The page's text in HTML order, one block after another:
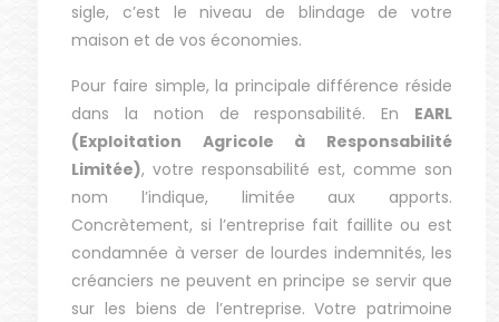
sigle, c’est le niveau de blindage de votre
maison et de vos économies.
Pour faire simple, la principale différence réside
dans la notion de responsabilité. En EARL
(Exploitation Agricole à Responsabilité
Limitée), votre responsabilité est, comme son
nom l’indique, limitée aux apports.
Concrètement, si l’entreprise fait faillite ou est
condamnée à verser de lourdes indemnités, les
créanciers ne peuvent en principe se servir que
sur les biens de l’entreprise. Votre patrimoine